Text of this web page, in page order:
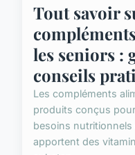
Tout savoir
les seniors :
conseils
Les compléments
produits conçus
besoins nutritionnels
apportent des